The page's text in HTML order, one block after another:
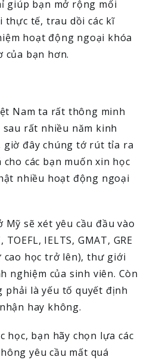
giúp bạn mở rộng mối
thực tế, trau dồi các kĩ
hoạt động ngoại khóa
của bạn hơn.
Nam ta rất thông minh
rất nhiều năm kinh
giờ đây chúng tớ rút tỉa ra
các bạn muốn xin học
nhiều hoạt động ngoại
sẽ xét yêu cầu đầu vào
IELTS, GMAT, GRE
học trở lên), thư giới
nghiệm của sinh viên. Còn
phải là yếu tố quyết định
hay không.
học, bạn hãy chọn lựa các
yêu cầu mất quá